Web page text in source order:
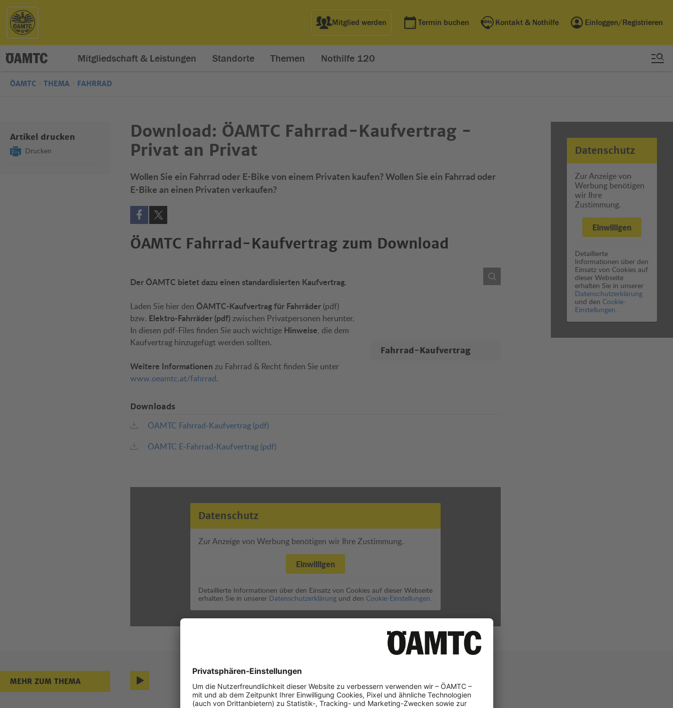
Mitglied werden Termin buchen Kontakt & Nothilfe Einloggen/Registrieren
Mitgliedschaft & Leistungen Standorte Themen Nothilfe 120
ÖAMTC THEMA FAHRRAD
Datenschutz
Zur Anzeige von
Werbung benötigen
wir Ihre
Zustimmung.
Einwilligen
Detaillierte
Informationen über den
Einsatz von Cookies auf
dieser Webseite
erhalten Sie in unserer
Datenschutzerklärung
und den Cookie-
Einstellungen.
Artikel drucken
Drucken
Download: ÖAMTC Fahrrad-Kaufvertrag -
Privat an Privat
Wollen Sie ein Fahrrad oder E-Bike von einem Privaten kaufen? Wollen Sie ein Fahrrad oder
E-Bike an einen Privaten verkaufen?
Auf Facebook teilen (öffnet in neuem Fenster)
Auf X teilen (öffnet in neuem Fenster)
ÖAMTC Fahrrad-Kaufvertrag zum Download
Fahrrad-Kaufvertrag
Der ÖAMTC bietet dazu einen standardisierten Kaufvertrag.
Laden Sie hier den ÖAMTC-Kaufvertrag für Fahrräder (pdf)
bzw. Elektro-Fahrräder (pdf)zwischen Privatpersonen herunter.
In diesen pdf-Files finden Sie auch wichtige Hinweise, die dem
Kaufvertrag hinzugefügt werden sollten.
Weitere Informationen zu Fahrrad & Recht finden Sie unter
www.oeamtc.at/fahrrad.
Downloads
ÖAMTC Fahrrad-Kaufvertrag (pdf)
ÖAMTC E-Fahrrad-Kaufvertrag (pdf)
Datenschutz
Zur Anzeige von Werbung benötigen wir Ihre Zustimmung.
Einwilligen
Detaillierte Informationen über den Einsatz von Cookies auf dieser Webseite
erhalten Sie in unserer Datenschutzerklärung und den Cookie-Einstellungen.
MEHR ZUM THEMA Mehr zum Thema